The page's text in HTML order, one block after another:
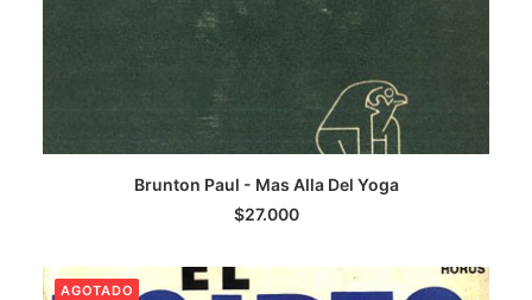
LEER MÁS
Brunton Paul - Mas Alla Del Yoga
$27.000
AGOTADO